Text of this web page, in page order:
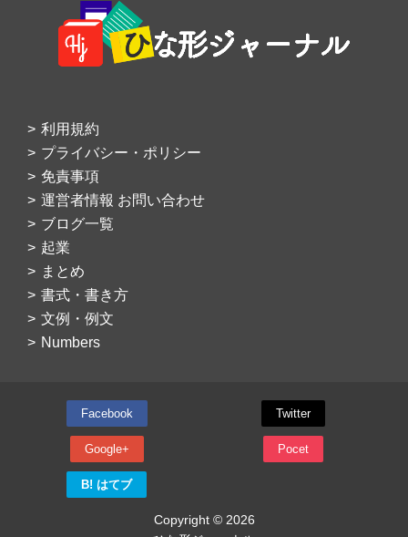
Footer
利用規約
プライバシー・ポリシー
免責事項
運営者情報 お問い合わせ
ブログ一覧
起業
まとめ
書式・書き方
文例・例文
Numbers
Facebook Twitter
Google+ Pocet
B! はてブ
Copyright © 2026